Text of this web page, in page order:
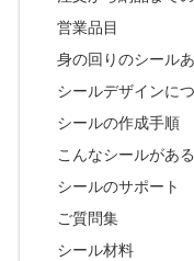
営業品目
身の回りのシール
シールデザインに
シールの作成手順
こんなシールがあ
シールのサポート
ご質問集
シール材料